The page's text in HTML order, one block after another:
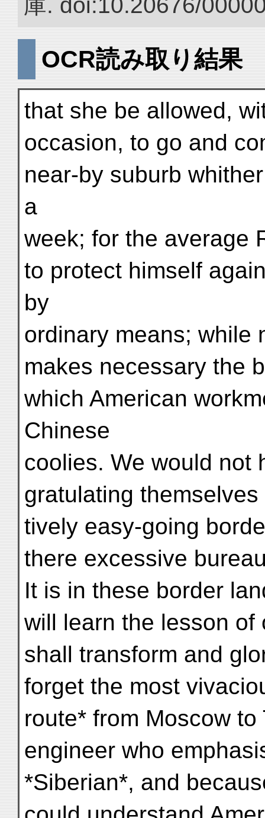
OCR読み取り結果
that she be allowed,
occasion, to go and
near-by suburb
a
week; for the average
to protect himself
by
ordinary means; while
makes necessary the
which American
Chinese
coolies. We would not
gratulating
tively easy-going
there excessive
It is in these border
will learn the lesson of
shall transform and
forget the most
route* from Moscow
engineer who
*Siberian*, and